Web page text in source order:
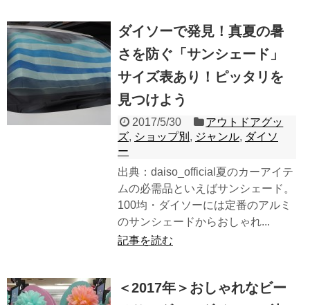
ダイソーで発見！真夏の暑
さを防ぐ「サンシェード」
サイズ表あり！ピッタリを
見つけよう
2017/5/30
アウトドアグッ
ズ, ショップ別 , ジャンル, ダイソ
ー
出典：daiso_official夏のカーアイテ
ムの必需品といえばサンシェード。
100均・ダイソーには定番のアルミ
のサンシェードからおしゃれ...
記事を読む
＜2017年＞おしゃれなビー